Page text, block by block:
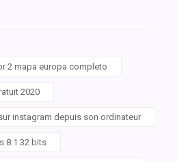
2 mapa europa completo
2020
instagram depuis son ordinateur
8.1 32 bits